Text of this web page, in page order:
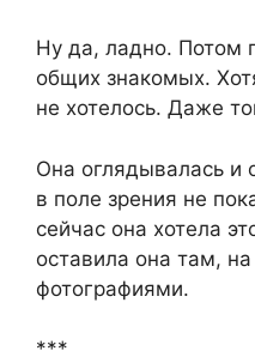
Ну да, ладно. Потом
общих знакомых.
не хотелось. Даже
Она оглядывалась и
в поле зрения не
сейчас она хотела
оставила она там,
фотографиями.
***